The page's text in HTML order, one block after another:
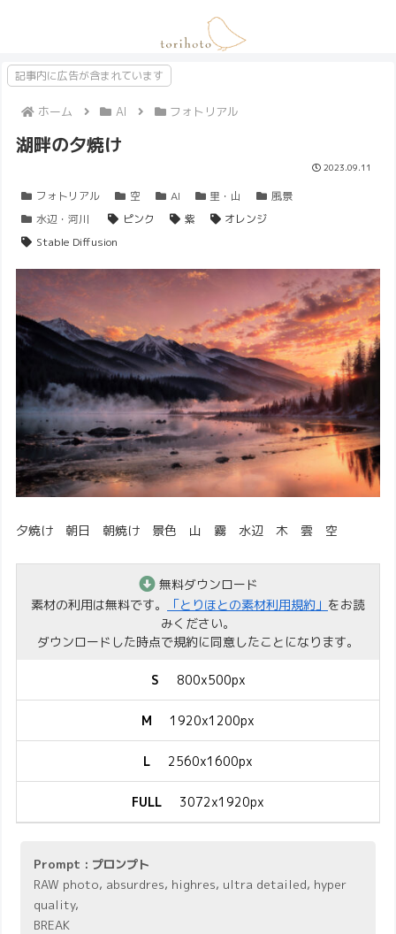
記事内に広告が含まれています
ホーム AI フォトリアル
湖畔の夕焼け
2023.09.11
フォトリアル 空 AI 里・山
風景
水辺・河川
ピンク 紫
オレンジ
Stable Diffusion
夕焼け 朝日 朝焼け 景色 山 霧 水辺 木 雲 空
無料ダウンロード
素材の利用は無料です。
「とりほとの素材利用規約」 をお読
みください。
ダウンロードした時点で規約に同意したことになります。
S 800x500px
M 1920x1200px
L 2560x1600px
FULL 3072x1920px
Prompt : プロンプト
RAW photo, absurdres, highres, ultra detailed, hyper
quality,
BREAK